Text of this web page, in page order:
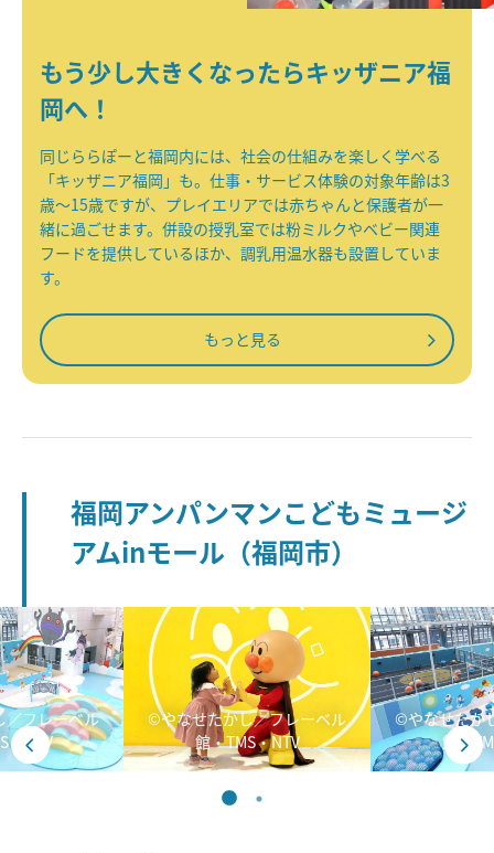
もう少し大きくなったらキッザニア福
岡へ！
同じららぽーと福岡内には、社会の仕組みを楽しく学べる
「キッザニア福岡」も。仕事・サービス体験の対象年齢は3
歳～15歳ですが、プレイエリアでは赤ちゃんと保護者が一
緒に過ごせます。併設の授乳室では粉ミルクやベビー関連
フードを提供しているほか、調乳用温水器も設置していま
す。
もっと見る
福岡アンパンマンこどもミュージ
アムinモール（福岡市）
フレーベル
・NTV
©やなせたかし／フレーベル
館・TMS・NTV
©やなせたか
館・